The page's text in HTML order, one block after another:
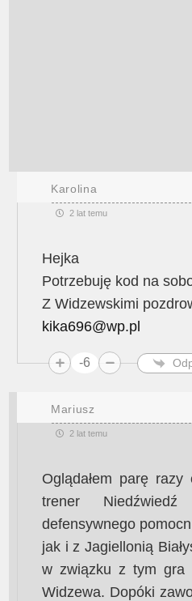
Karolina
2 lat temu
Hejka
Potrzebuję kod na
Z Widzewskimi
kika696@wp.pl
-6
Mariusz
2 lat temu
Oglądałem parę
trener
defensywnego
jak i z Jagiellonią
w związku z tym gra
Widzewa. Dopóki